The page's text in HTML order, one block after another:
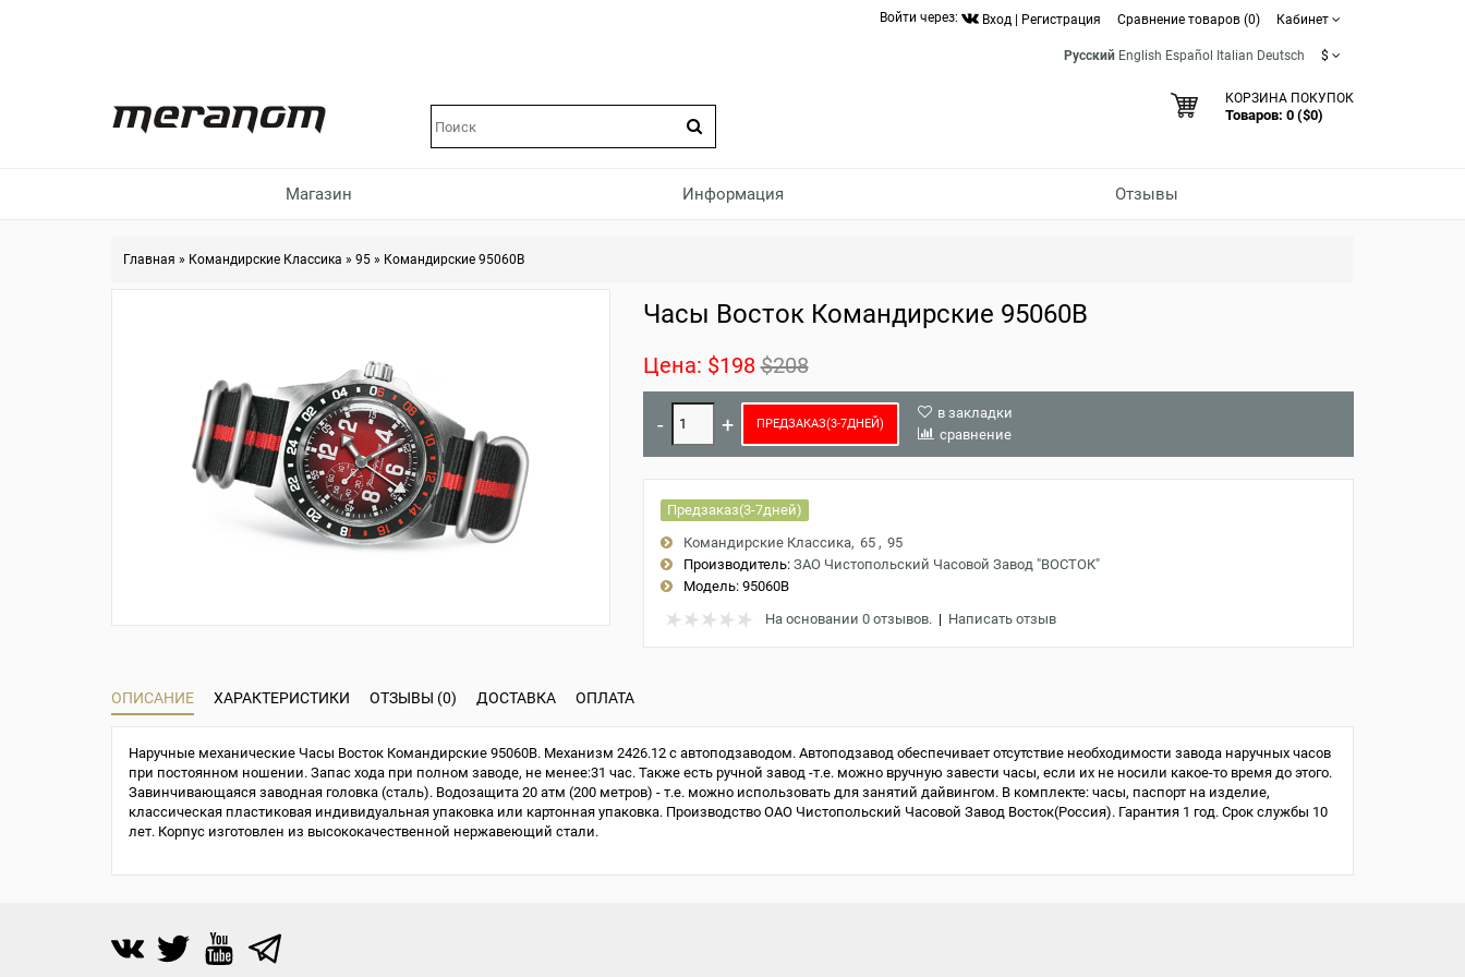
Войти через: Вход Регистрация Сравнение товаров (0) Кабинет
Русский English Español Italian Deutsch $
КОРЗИНА ПОКУПОК
Товаров: 0 ($0)
Магазин Информация Отзывы
Главная » Командирские Классика » 95 » Командирские 95060B
Часы Восток Командирские 95060B
Цена: $198 $208
ПРЕДЗАКАЗ(3-7ДНЕЙ)
в закладки
сравнение
Предзаказ(3-7дней)
Командирские Классика 65
95
Производитель: ЗАО Чистопольский Часовой Завод "ВОСТОК"
Модель:95060B
На основании 0 отзывов.| Написать отзыв
ОПИСАНИЕ ХАРАКТЕРИСТИКИ ОТЗЫВЫ (0) ДОСТАВКА ОПЛАТА
Наручные механические Часы Восток Командирские 95060B. Механизм 2426.12 с автоподзаводом. Автоподзавод обеспечивает отсутствие необходимости завода наручных часов
при постоянном ношении. Запас хода при полном заводе, не менее:31 час. Также есть ручной завод -т.е. можно вручную завести часы, если их не носили какое-то время до этого.
Завинчивающаяся заводная головка (сталь). Водозащита 20 атм (200 метров) - т.е. можно использовать для занятий дайвингом. В комплекте: часы, паспорт на изделие,
классическая пластиковая индивидуальная упаковка или картонная упаковка. Производство ОАО Чистопольский Часовой Завод Восток(Россия). Гарантия 1 год. Срок службы 10
лет. Корпус изготовлен из высококачественной нержавеющий стали.